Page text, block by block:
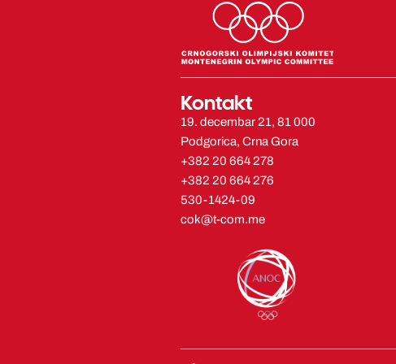
Kontakt
19. decembar 21, 81 000
Podgorica, Crna Gora
+382 20 664 278
+382 20 664 276
530-1424-09
cok@t-com.me